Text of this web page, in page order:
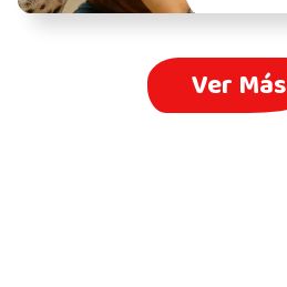
Ver Más